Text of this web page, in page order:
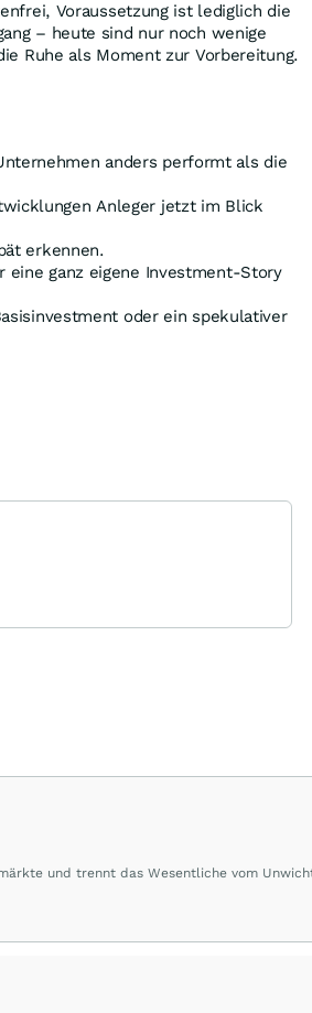
Voraussetzung ist lediglich die
– heute sind nur noch wenige
Ruhe als Moment zur Vorbereitung.
anders performt als die
Anleger jetzt im Blick
erkennen.
eine ganz eigene Investment-Story
oder ein spekulativer
und trennt das Wesentliche vom